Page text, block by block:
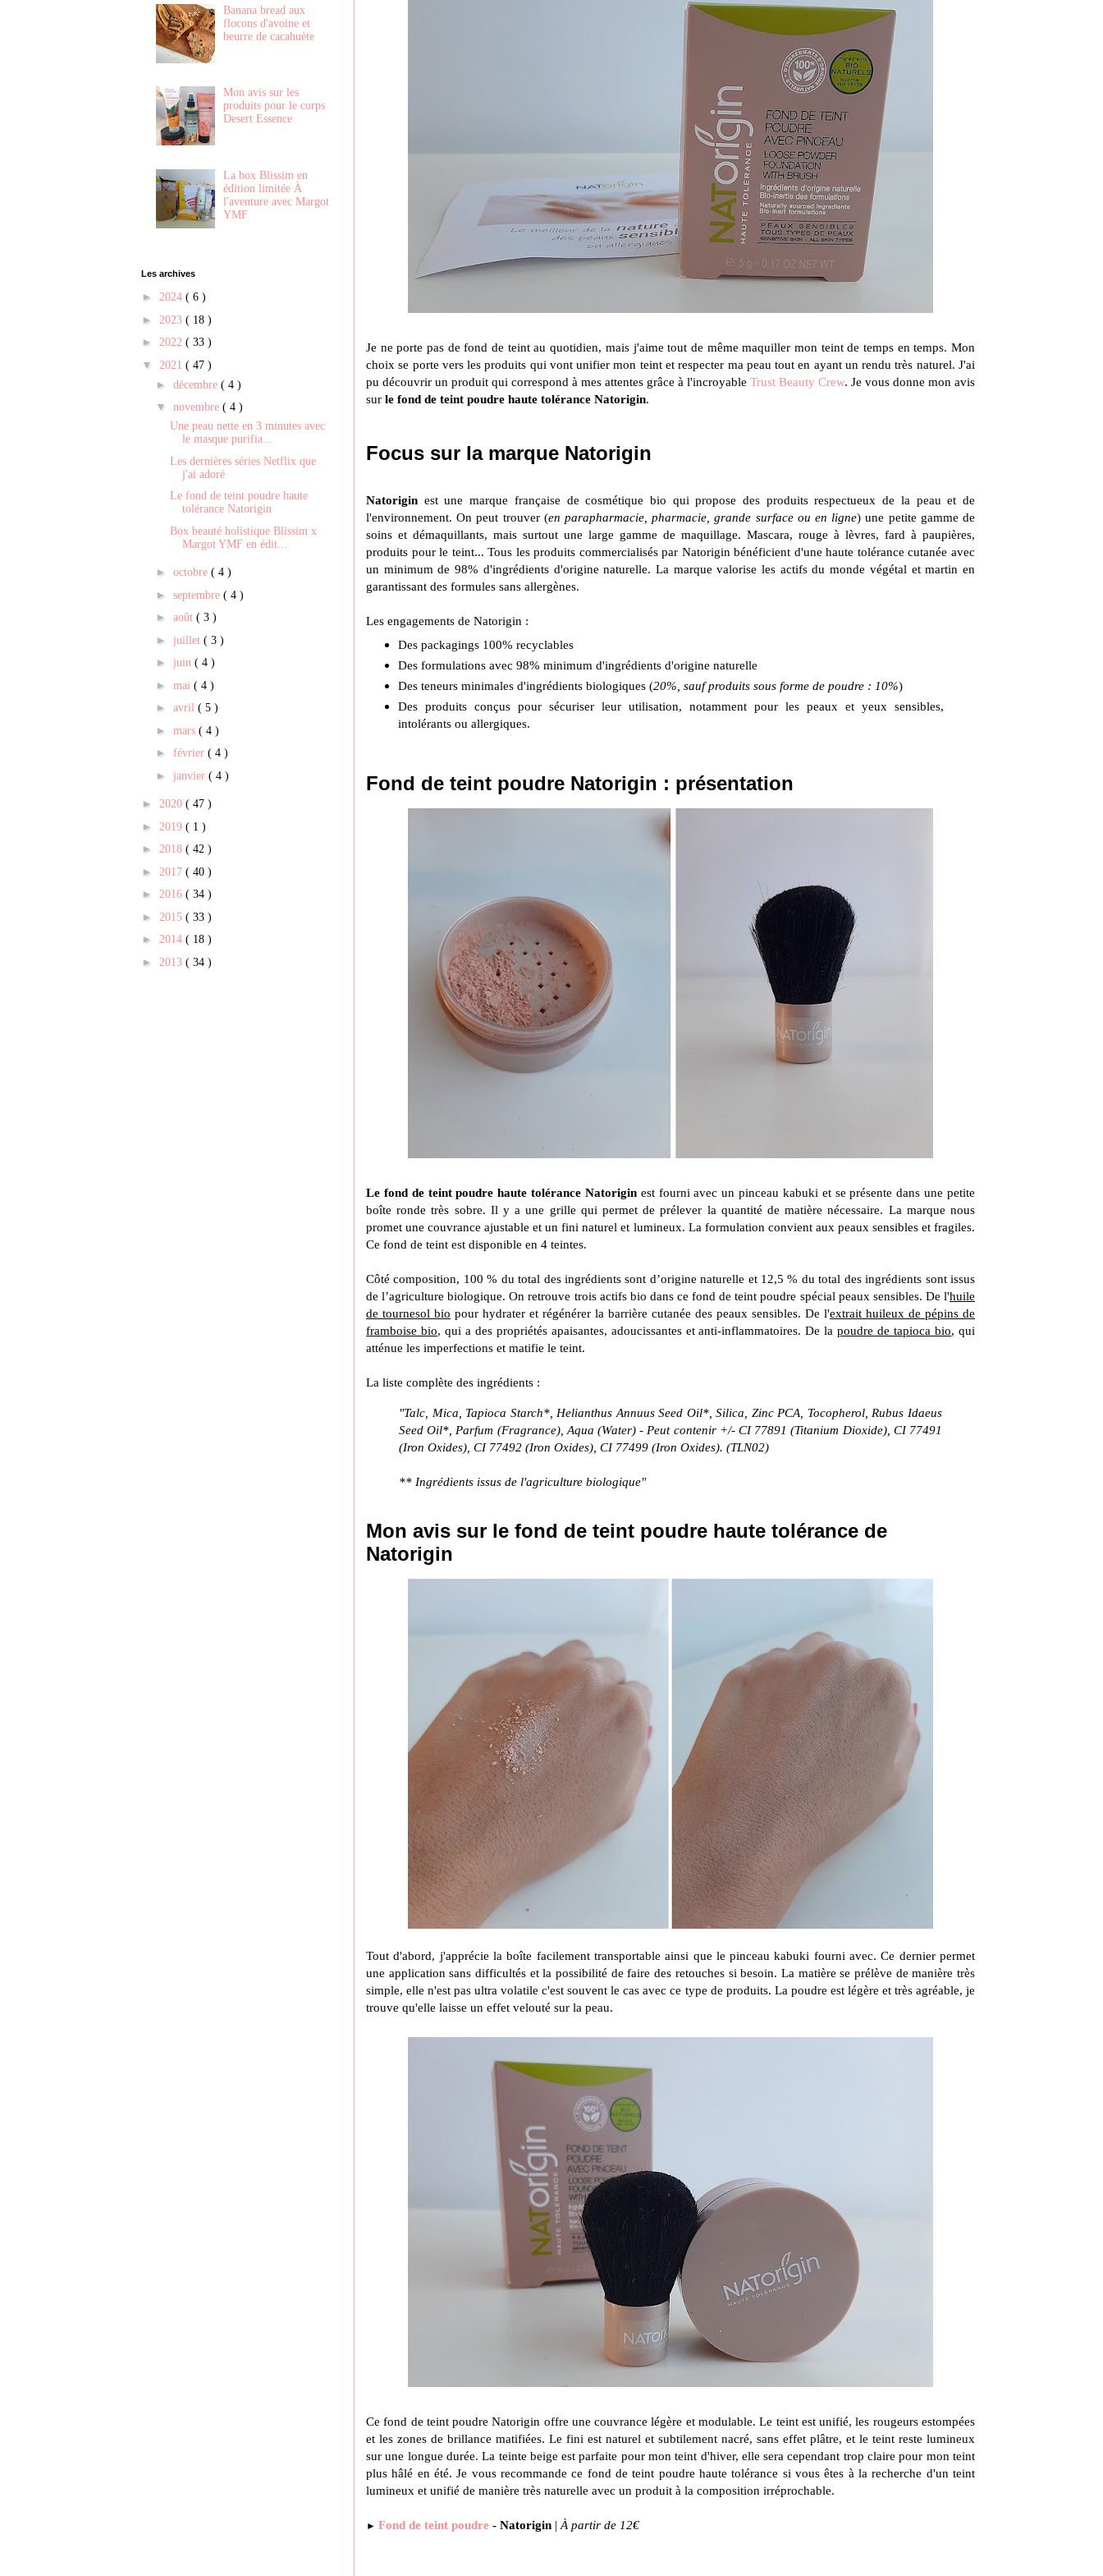
Je ne porte pas de fond de teint au quotidien, mais j'aime tout de même maquiller mon teint de temps en temps. Mon
choix se porte vers les produits qui vont unifier mon teint et respecter ma peau tout en ayant un rendu très naturel. J'ai
pu découvrir un produit qui correspond à mes attentes grâce à l'incroyable Trust Beauty Crew. Je vous donne mon avis
sur le fond de teint poudre haute tolérance Natorigin.
Focus sur la marque Natorigin
Natorigin est une marque française de cosmétique bio qui propose des produits respectueux de la peau et de
l'environnement. On peut trouver (en parapharmacie, pharmacie, grande surface ou en ligne) une petite gamme de
soins et démaquillants, mais surtout une large gamme de maquillage. Mascara, rouge à lèvres, fard à paupières,
produits pour le teint... Tous les produits commercialisés par Natorigin bénéficient d'une haute tolérance cutanée avec
un minimum de 98% d'ingrédients d'origine naturelle. La marque valorise les actifs du monde végétal et martin en
garantissant des formules sans allergènes.
Les engagements de Natorigin :
Des packagings 100% recyclables
Des formulations avec 98% minimum d'ingrédients d'origine naturelle
Des teneurs minimales d'ingrédients biologiques (20%, sauf produits sous forme de poudre : 10%)
Des produits conçus pour sécuriser leur utilisation, notamment pour les peaux et yeux sensibles,
intolérants ou allergiques.
Fond de teint poudre Natorigin : présentation
Le fond de teint poudre haute tolérance Natoriginest fourni avec un pinceau kabuki et se présente dans une petite
boîte ronde très sobre. Il y a une grille qui permet de prélever la quantité de matière nécessaire. La marque nous
promet une couvrance ajustable et un fini naturel et lumineux. La formulation convient aux peaux sensibles et fragiles.
Ce fond de teint est disponible en 4 teintes.
Côté composition, 100 % du total des ingrédients sont d’origine naturelle et 12,5 % du total des ingrédients sont issus
de l’agriculture biologique. On retrouve trois actifs bio dans ce fond de teint poudre spécial peaux sensibles. De l'huile
de tournesol bio pour hydrater et régénérer la barrière cutanée des peaux sensibles. De l'extrait huileux de pépins de
framboise bio, qui a des propriétés apaisantes, adoucissantes et anti-inflammatoires. De lapoudre de tapioca bio, qui
atténue les imperfections et matifie le teint.
La liste complète des ingrédients :
"Talc, Mica, Tapioca Starch*, Helianthus Annuus Seed Oil*, Silica, Zinc PCA, Tocopherol, Rubus Idaeus
Seed Oil*, Parfum (Fragrance), Aqua (Water) - Peut contenir +/- CI 77891 (Titanium Dioxide), CI 77491
(Iron Oxides), CI 77492 (Iron Oxides), CI 77499 (Iron Oxides). (TLN02)
** Ingrédients issus de l'agriculture biologique"
Mon avis sur le fond de teint poudre haute tolérance de
Natorigin
Tout d'abord, j'apprécie la boîte facilement transportable ainsi que le pinceau kabuki fourni avec. Ce dernier permet
une application sans difficultés et la possibilité de faire des retouches si besoin. La matière se prélève de manière très
simple, elle n'est pas ultra volatile c'est souvent le cas avec ce type de produits. La poudre est légère et très agréable, je
trouve qu'elle laisse un effet velouté sur la peau.
Ce fond de teint poudre Natorigin offre une couvrance légère et modulable. Le teint est unifié, les rougeurs estompées
et les zones de brillance matifiées. Le fini est naturel et subtilement nacré, sans effet plâtre, et le teint reste lumineux
sur une longue durée. La teinte beige est parfaite pour mon teint d'hiver, elle sera cependant trop claire pour mon teint
plus hâlé en été. Je vous recommande ce fond de teint poudre haute tolérance si vous êtes à la recherche d'un teint
lumineux et unifié de manière très naturelle avec un produit à la composition irréprochable.
► Fond de teint poudre - Natorigin | À partir de 12€
Banana bread aux
flocons d'avoine et
beurre de cacahuète
Mon avis sur les
produits pour le corps
Desert Essence
La box Blissim en
édition limitée À
l'aventure avec Margot
YMF
Les archives
► 2024 ( 6 )
► 2023 ( 18 )
► 2022 ( 33 )
▼ 2021 ( 47 )
► décembre ( 4 )
▼ novembre ( 4 )
Une peau nette en 3 minutes avec
le masque purifia...
Les dernières séries Netflix que
j'ai adoré
Le fond de teint poudre haute
tolérance Natorigin
Box beauté holistique Blissim x
Margot YMF en édit...
► octobre ( 4 )
► septembre ( 4 )
► août ( 3 )
► juillet ( 3 )
► juin ( 4 )
► mai ( 4 )
► avril ( 5 )
► mars ( 4 )
► février ( 4 )
► janvier ( 4 )
► 2020 ( 47 )
► 2019 ( 1 )
► 2018 ( 42 )
► 2017 ( 40 )
► 2016 ( 34 )
► 2015 ( 33 )
► 2014 ( 18 )
► 2013 ( 34 )